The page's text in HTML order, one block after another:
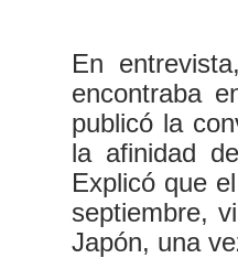
En
encontraba
publicó la
la afinidad
Explicó que
septiembre,
Japón, una